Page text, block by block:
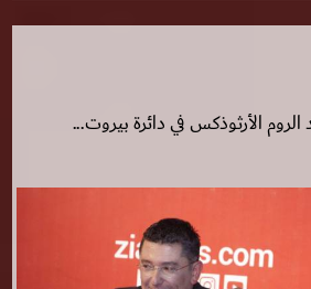
الأرثوذكس في دائرة بيروت...